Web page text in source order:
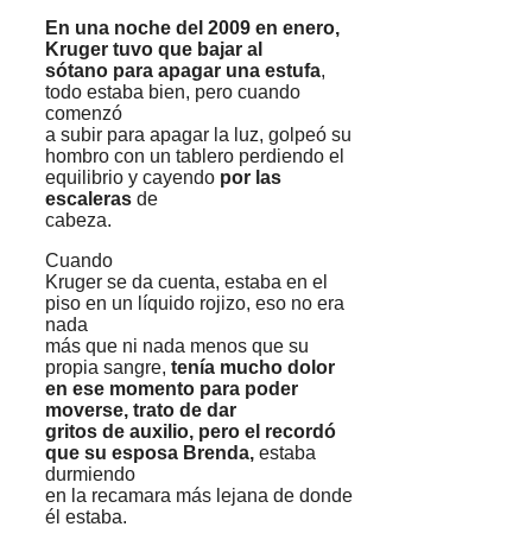
En una noche del 2009 en enero,
Kruger tuvo que bajar al
sótano para apagar una estufa,
todo estaba bien, pero cuando
comenzó
a subir para apagar la luz, golpeó su
hombro con un tablero perdiendo el
equilibrio y cayendo por las
escaleras de
cabeza.
Cuando
Kruger se da cuenta, estaba en el
piso en un líquido rojizo, eso no era
nada
más que ni nada menos que su
propia sangre, tenía mucho dolor
en ese momento para poder
moverse, trato de dar
gritos de auxilio, pero el recordó
que su esposa Brenda, estaba
durmiendo
en la recamara más lejana de donde
él estaba.